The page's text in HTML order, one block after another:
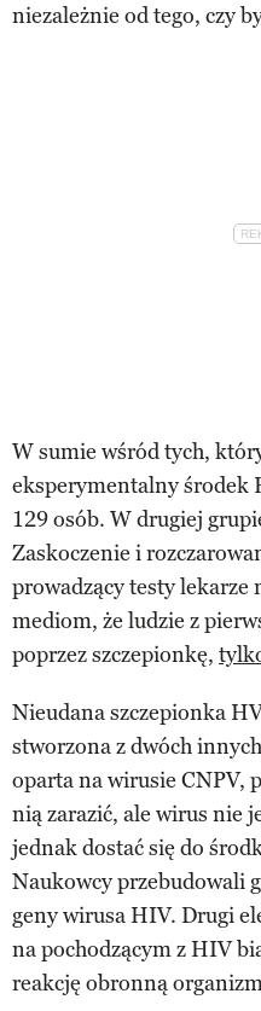
niezależnie od tego, czy
W sumie wśród tych,
eksperymentalny środek
129 osób. W drugiej
Zaskoczenie i
prowadzący testy lekarze
mediom, że ludzie z
poprzez szczepionkę,
Nieudana szczepionka
stworzona z dwóch
oparta na wirusie CNPV,
nią zarazić, ale wirus nie
jednak dostać się do
Naukowcy przebudowali
geny wirusa HIV. Drugi
na pochodzącym z HIV
reakcję obronną